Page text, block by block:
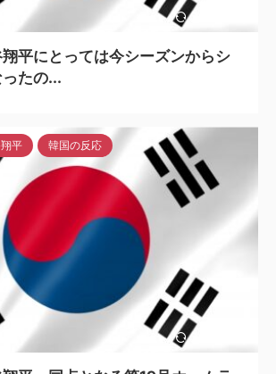
2024/5/6
平にとっては今シーズンからシ
たの...
2024/5/6
平 韓国の反応